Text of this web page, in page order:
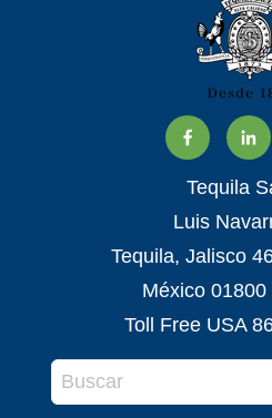
Tequila
Luis
Tequila, Jalisco
México
Toll Free USA